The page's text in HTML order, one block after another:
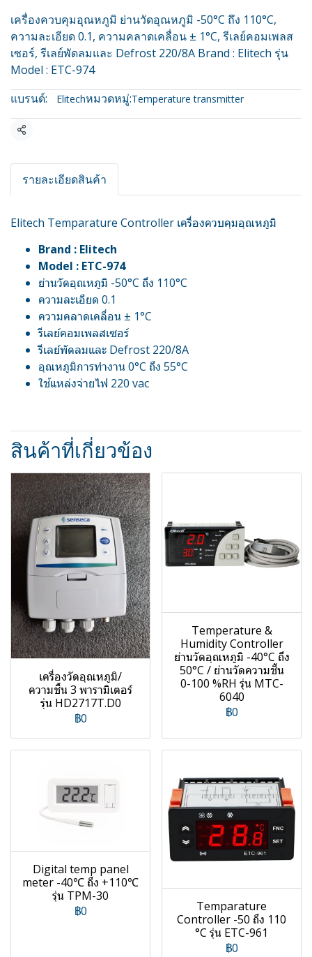
เครื่องควบคุมอุณหภูมิ ย่านวัดอุณหภูมิ -50°C ถึง 110°C,
ความละเอียด 0.1, ความคลาดเคลื่อน ± 1°C, รีเลย์คอมเพลส
เซอร์, รีเลย์พัดลมและ Defrost 220/8A Brand : Elitech รุ่น
Model : ETC-974
แบรนด์:
Elitechหมวดหมู่:Temperature transmitter
แชร์
รายละเอียดสินค้า
Elitech Temparature Controller เครื่องควบคุมอุณหภูมิ
Brand : Elitech
Model : ETC-974
ย่านวัดอุณหภูมิ -50°C ถึง 110°C
ความละเอียด 0.1
ความคลาดเคลื่อน ± 1°C
รีเลย์คอมเพลสเซอร์
รีเลย์พัดลมและ Defrost 220/8A
อุณหภูมิการทำงาน 0°C ถึง 55°C
ใช้แหล่งจ่ายไฟ 220 vac
สินค้าที่เกี่ยวข้อง
เครื่องวัดอุณหภูมิ/
ความชื้น 3 พารามิเตอร์
รุ่น HD2717T.D0
฿0
Temperature &
Humidity Controller
ย่านวัดอุณหภูมิ -40°C ถึง
50°C / ย่านวัดความชื้น
0-100 %RH รุ่น MTC-
6040
฿0
Digital temp panel
meter -40℃ ถึง +110℃
รุ่น TPM-30
฿0
Temparature
Controller -50 ถึง 110
°C รุ่น ETC-961
฿0